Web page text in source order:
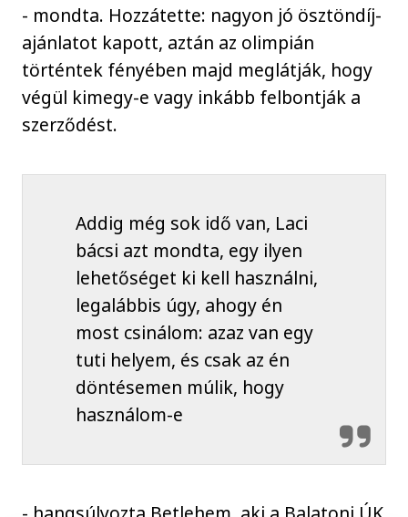
- mondta. Hozzátette: nagyon jó ösztöndíj-
ajánlatot kapott, aztán az olimpián
történtek fényében majd meglátják, hogy
végül kimegy-e vagy inkább felbontják a
szerződést.
Addig még sok idő van, Laci
bácsi azt mondta, egy ilyen
lehetőséget ki kell használni,
legalábbis úgy, ahogy én
most csinálom: azaz van egy
tuti helyem, és csak az én
döntésemen múlik, hogy
használom-e